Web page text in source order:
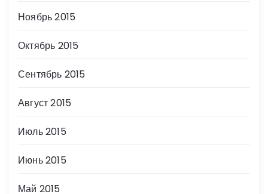
Ноябрь 2015
Октябрь 2015
Сентябрь 2015
Август 2015
Июль 2015
Июнь 2015
Май 2015